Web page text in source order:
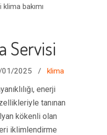
bakımı
Servisi
01/2025 / klima
enerji
tanınan
kökenli olan
iklimlendirme